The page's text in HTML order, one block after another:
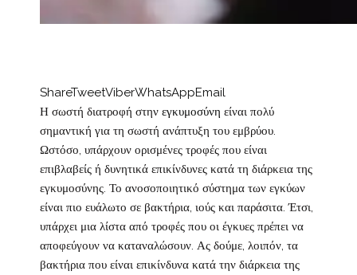
ShareTweetViberWhatsAppEmail
Η σωστή διατροφή στηνεγκυμοσύνη είναι πολύ
σημαντική για τη σωστή ανάπτυξη του εμβρύου.
Ωστόσο, υπάρχουν ορισμένες τροφές που είναι
επιβλαβείς ή δυνητικά επικίνδυνες κατά τη διάρκεια της
εγκυμοσύνης. Το ανοσοποιητικό σύστημα των εγκύων
είναι πιο ευάλωτο σε βακτήρια, ιούς και παράσιτα. Έτσι,
υπάρχει μια λίστα από τροφές που οι έγκυες πρέπει να
αποφεύγουν να καταναλώσουν. Ας δούμε, λοιπόν, τα
βακτήρια που είναι επικίνδυνα κατά την διάρκεια της